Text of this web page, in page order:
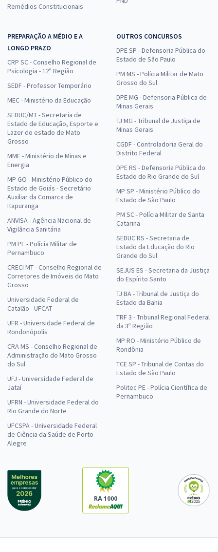
Remédios Constitucionais
PREPARAÇÃO A MÉDIO E A
LONGO PRAZO
CRP SC - Conselho Regional de
Psicologia - 12ª Região
SEDF - Professor Temporário
MEC - Ministério da Educação
SEDUC/MT - Secretaria de
Estado de Educação, Esporte e
Lazer do estado de Mato
Grosso
MME - Ministério de Minas e
Energia
MP GO - Ministério Público do
Estado de Goiás - Secretário
Auxiliar da Comarca de
Itapuranga
ANVISA - Agência Nacional de
Vigilância Sanitária
PM PE - Polícia Militar de
Pernambuco
CRECI MT - Conselho Regional de
Corretores de Imóveis do Mato
Grosso
Universidade Federal de
Catalão - UFCAT
UFR - Universidade Federal de
Rondonópolis
CRA MS - Conselho Regional de
Administração do Mato Grosso
do Sul
UFJ - Universidade Federal de
Jataí
UFRN - Universidade Federal do
Rio Grande do Norte
UFCSPA - Universidade Federal
de Ciência da Saúde de Porto
Alegre
OUTROS CONCURSOS
DPE SP - Defensoria Pública do
Estado de São Paulo
PM MS - Polícia Militar de Mato
Grosso do Sul
DPE MG - Defensoria Pública de
Minas Gerais
TJ MG - Tribunal de Justiça de
Minas Gerais
CGDF - Controladoria Geral do
Distrito Federal
DPE RS - Defensoria Pública do
Estado do Rio Grande do Sul
MP SP - Ministério Público do
Estado de São Paulo
PM SC - Polícia Militar de Santa
Catarina
SEDUC RS - Secretaria de
Estado da Educação do Rio
Grande do Sul
SEJUS ES - Secretaria da Justiça
do Espírito Santo
TJ BA - Tribunal de Justiça do
Estado da Bahia
TRF 3 - Tribunal Regional Federal
da 3ª Região
MP RO - Ministério Público de
Rondônia
TCE SP - Tribunal de Contas do
Estado de São Paulo
Politec PE - Polícia Científica de
Pernambuco
RA 1000